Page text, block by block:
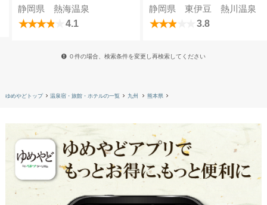
静岡県 熱海温泉
4.1
静岡県 東伊豆 熱川温泉
3.8
０件の場合、検索条件を変更し再検索してください
ゆめやどトップ 温泉宿・旅館・ホテルの一覧 九州 熊本県